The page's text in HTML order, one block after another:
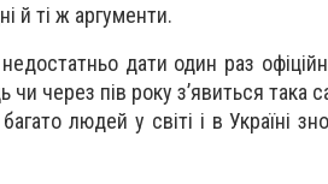
й ті ж аргументи.
дати один раз
через пів року з’явиться така
людей у світі і в Україні